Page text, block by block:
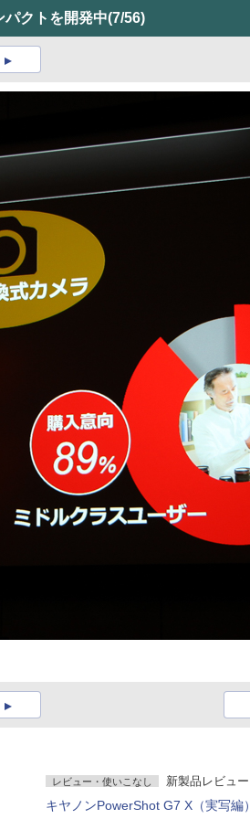
パクトを開発中(7/56)
レビュー・使いこなし 新製品レビュー
キヤノンPowerShot G7 X（実写編）